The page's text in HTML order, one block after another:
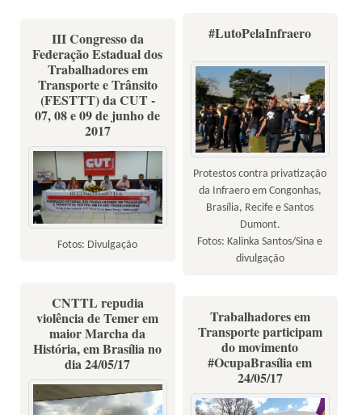
#LutoPelaInfraero
Protestos contra privatização
da Infraero em Congonhas,
Brasília, Recife e Santos
Dumont.
Fotos: Kalinka Santos/Sina e
divulgação
III Congresso da
Federação Estadual dos
Trabalhadores em
Transporte e Trânsito
(FESTTT) da CUT -
07, 08 e 09 de junho de
2017
Fotos: Divulgação
CNTTL repudia
violência de Temer em
maior Marcha da
História, em Brasília no
dia 24/05/17
Trabalhadores em
Transporte participam
do movimento
#OcupaBrasília em
24/05/17